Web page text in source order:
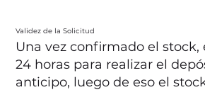
Validez de la Solicitud
Una vez confirmado el
24 horas para realizar el
anticipo, luego de eso el